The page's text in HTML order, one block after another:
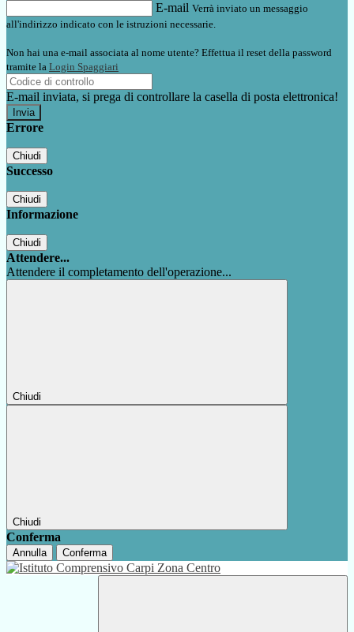
E-mail Verrà inviato un messaggio
all'indirizzo indicato con le istruzioni necessarie.
Non hai una e-mail associata al nome utente? Effettua il reset della password
tramite la Login Spaggiari
E-mail inviata, si prega di controllare la casella di posta elettronica!
Errore
Chiudi
Successo
Chiudi
Informazione
Chiudi
Attendere...
Attendere il completamento dell'operazione...
Chiudi
Chiudi
Conferma
Annulla Conferma